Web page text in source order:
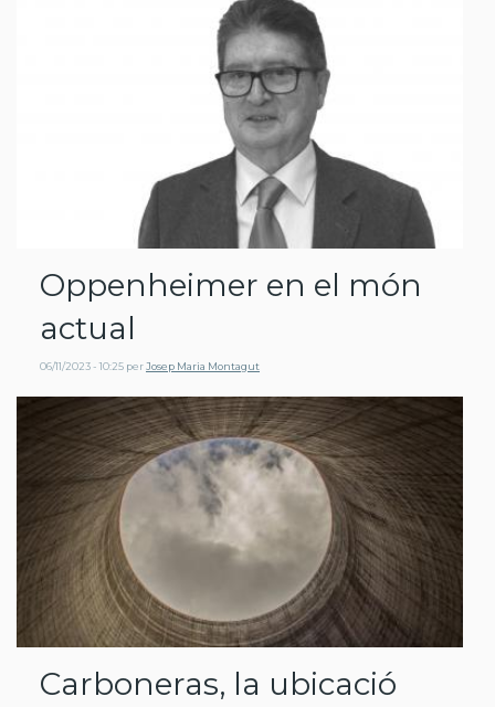
Oppenheimer en el món
actual
06/11/2023 - 10:25 perJosep Maria Montagut
Carboneras, la ubicació